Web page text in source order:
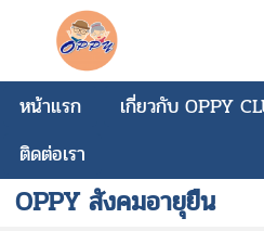
หน้าแรก เกี่ยวกับ OPPY
ติดต่อเรา
OPPY สังคมอายุยืน